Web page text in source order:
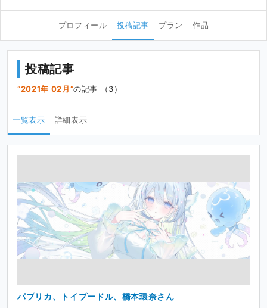
プロフィール 投稿記事 プラン 作品
投稿記事
2021年 02月 の記事 （3）
一覧表示 詳細表示
パプリカ、トイプードル、橋本環奈さん